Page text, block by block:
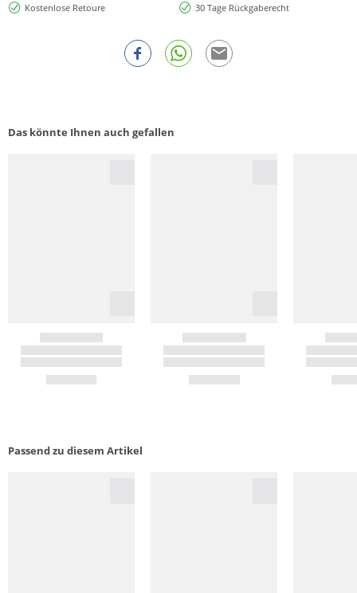
Kostenlose Retoure
30 Tage Rückgaberecht
Das könnte Ihnen auch gefallen
Passend zu diesem Artikel